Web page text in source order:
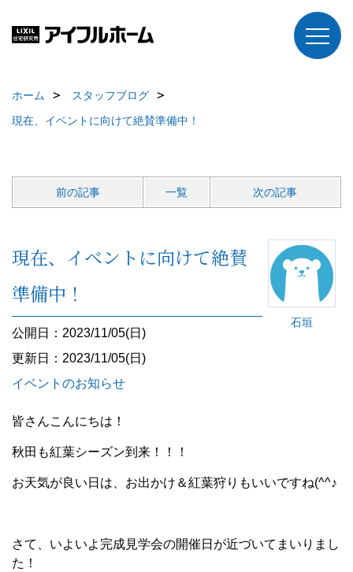
ホーム
スタッフブログ
現在、イベントに向けて絶賛準備中！
前の記事 一覧 次の記事
石垣
現在、イベントに向けて絶賛
準備中！
公開日：2023/11/05(日)
更新日：2023/11/05(日)
イベントのお知らせ
皆さんこんにちは！
秋田も紅葉シーズン到来！！！
お天気が良い日は、お出かけ＆紅葉狩りもいいですね(^^♪
さて、いよいよ完成見学会の開催日が近づいてまいりまし
た！